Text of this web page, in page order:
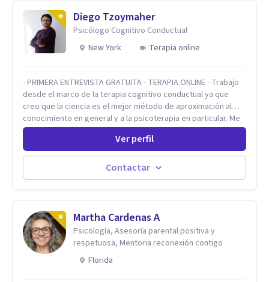
Diego Tzoymaher
Psicólogo Cognitivo Conductual
New York
Terapia online
- PRIMERA ENTREVISTA GRATUITA - TERAPIA ONLINE - Trabajo
desde el marco de la terapia cognitivo conductual ya que
creo que la ciencia es el mejor método de aproximación al
conocimiento en general y a la psicoterapia en particular. Me
interesan los procesos de cambio conductual por los que una
persona pueda alcanzar sus objetivos, transitando,
aceptando y modificando sus patrones cognitivos y
emocionales. Abordo patologías específicas como trastornos
de ansiedad y del ánimo, y también crisis vitales y procesos
Ver perfil
Contactar
Martha Cardenas A
Psicología, Asesoría parental positiva y
respetuosa, Mentoria reconexión contigo
Florida